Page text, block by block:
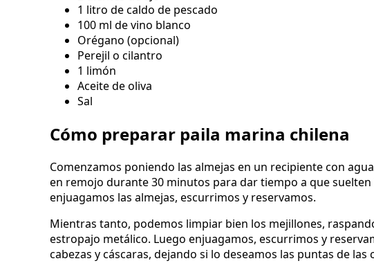
1 litro de caldo de pescado
100 ml de vino blanco
Orégano (opcional)
Perejil o cilantro
1 limón
Aceite de oliva
Sal
Cómo preparar paila marina chilena
Comenzamos poniendo las almejas en un recipiente con
en remojo durante 30 minutos para dar tiempo a que
enjuagamos las almejas, escurrimos y reservamos.
Mientras tanto, podemos limpiar bien los mejillones,
estropajo metálico. Luego enjuagamos, escurrimos y
cabezas y cáscaras, dejando si lo deseamos las puntas de las